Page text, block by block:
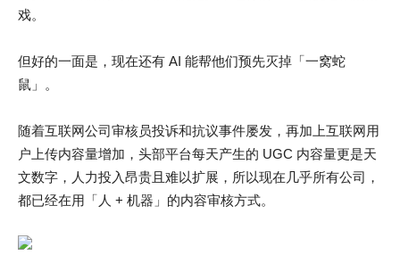
戏。
但好的一面是，现在还有 AI 能帮他们预先灭掉「一窝蛇
鼠」。
随着互联网公司审核员投诉和抗议事件屡发，再加上互联网用
户上传内容量增加，头部平台每天产生的 UGC 内容量更是天
文数字，人力投入昂贵且难以扩展，所以现在几乎所有公司，
都已经在用「人 + 机器」的内容审核方式。